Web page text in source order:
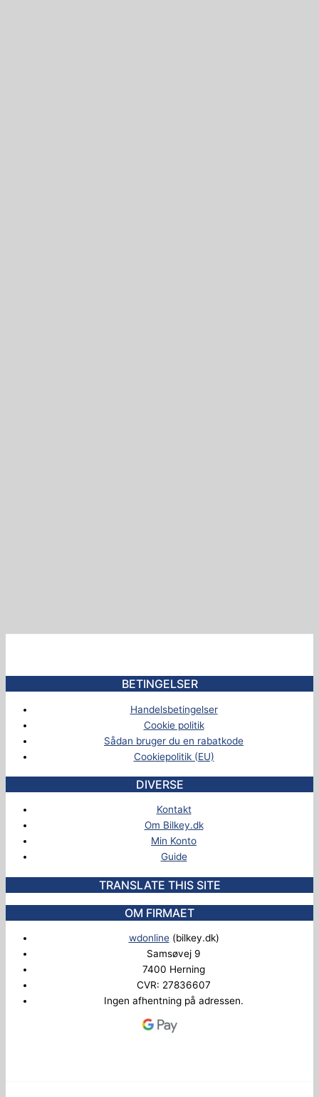
BETINGELSER
Handelsbetingelser
Cookie politik
Sådan bruger du en rabatkode
Cookiepolitik (EU)
DIVERSE
Kontakt
Om Bilkey.dk
Min Konto
Guide
TRANSLATE THIS SITE
OM FIRMAET
wdonline(bilkey.dk)
Samsøvej 9
7400 Herning
CVR: 27836607
Ingen afhentning på adressen.